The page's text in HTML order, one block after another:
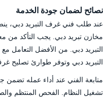
نصائح لضمان جودة الخدمة
عند طلب فني غرف التبريد دبي،
مخازن تبريد دبي. يجب التأكد من
التبريد دبي. من الأفضل
التبريد دبي وتوفر طوارئ تصليح
متابعة الفني عند أداء عمله
تشغيل النظام. الفحص المنتظم